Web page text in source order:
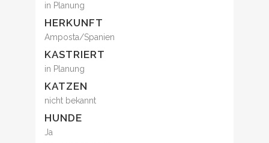
in Planung
HERKUNFT
Amposta/Spanien
KASTRIERT
in Planung
KATZEN
nicht bekannt
HUNDE
Ja